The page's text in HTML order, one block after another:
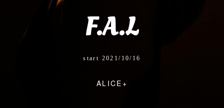
F.A.L
start 2021/10/16
ALICE+